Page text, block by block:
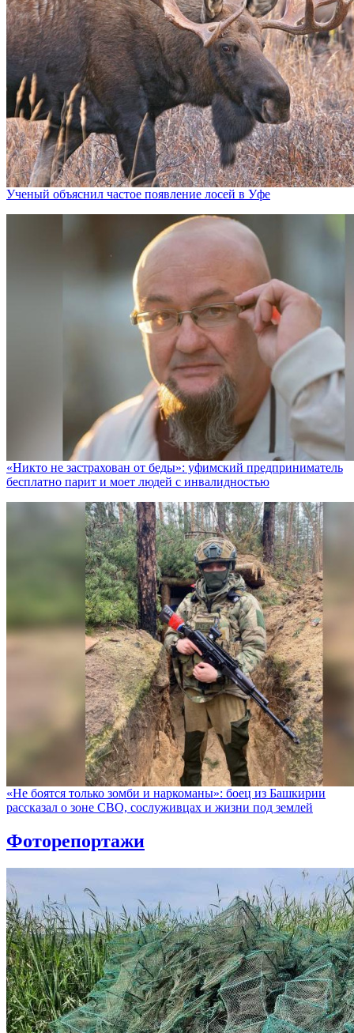
Ученый объяснил частое появление лосей в Уфе
«Никто не заcтрахован от беды»: уфимский предприниматель
бесплатно парит и моет людей с инвалидностью
«Не боятся только зомби и наркоманы»: боец из Башкирии
рассказал о зоне СВО, сослуживцах и жизни под землей
Фоторепортажи